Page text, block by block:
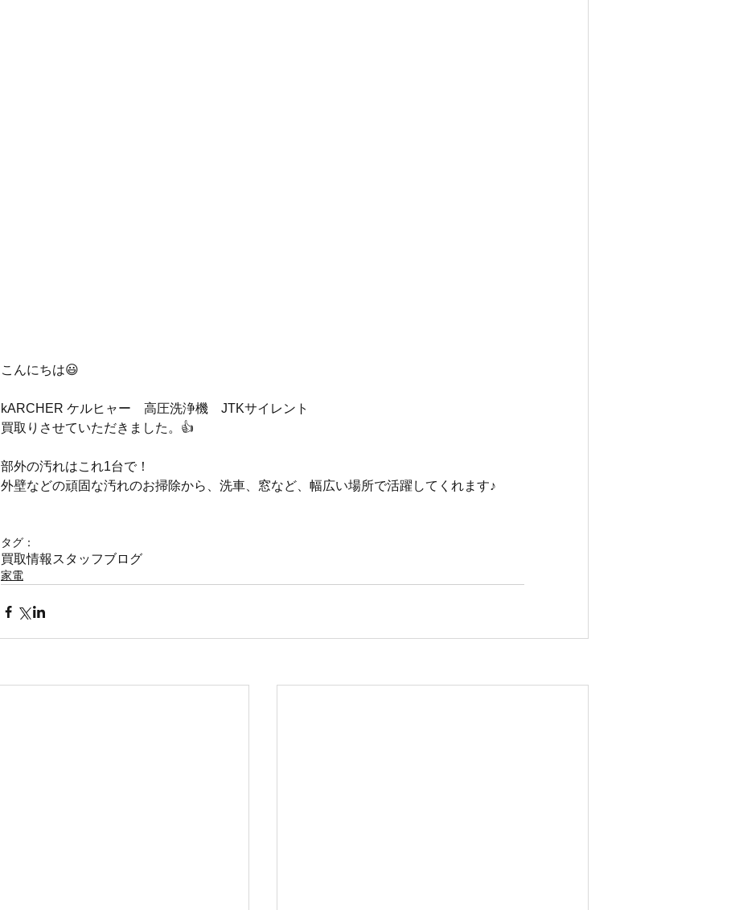
こんにちは😃
kARCHER ケルヒャー　高圧洗浄機　JTKサイレント
買取りさせていただきました。👍
部外の汚れはこれ1台で！
外壁などの頑固な汚れのお掃除から、洗車、窓など、幅広い場所で活躍してくれます♪
タグ：
買取情報 スタッフブログ
家電